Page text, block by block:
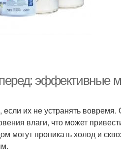
эффективные
их не устранять вовремя.
влаги, что может
могут проникать холод и